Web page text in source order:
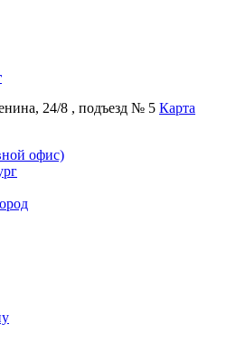
24/8 , подъезд № 5 Карта
офис)